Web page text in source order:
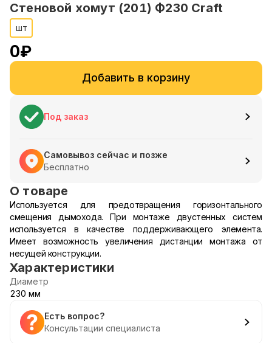
Стеновой хомут (201) Ф230 Craft
шт
0₽
Добавить в корзину
Под заказ
Самовывоз сейчас и позже
Бесплатно
О товаре
Используется для предотвращения горизонтального
смещения дымохода. При монтаже двустенных систем
используется в качестве поддерживающего элемента.
Имеет возможность увеличения дистанции монтажа от
несущей конструкции.
Характеристики
Диаметр
230 мм
Есть вопрос?
Консультации специалиста